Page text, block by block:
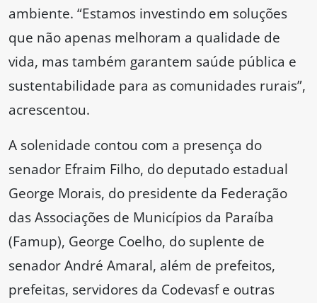
ambiente. “Estamos investindo em soluções
que não apenas melhoram a qualidade de
vida, mas também garantem saúde pública e
sustentabilidade para as comunidades rurais”,
acrescentou.
A solenidade contou com a presença do
senador Efraim Filho, do deputado estadual
George Morais, do presidente da Federação
das Associações de Municípios da Paraíba
(Famup), George Coelho, do suplente de
senador André Amaral, além de prefeitos,
prefeitas, servidores da Codevasf e outras